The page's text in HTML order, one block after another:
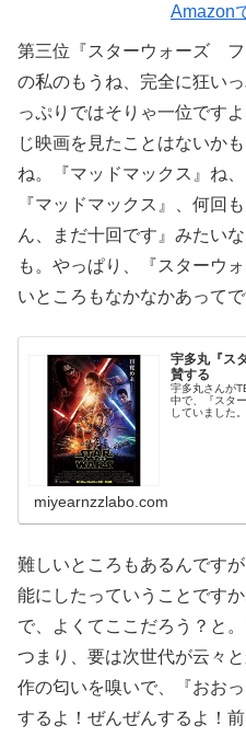
Amazon
第三位『スターウォーズ
の私のもうね、完全に狂い
っぷりではそりゃ一位です
じ映画を見たことはないか
ね。『マッドマックス』ね
『マッドマックス』、何回
ん、まだ十回です』みたい
も。やっぱり、『スターウ
いところもなかなかあってで
宇多丸『ス
賛する
宇多丸さんが
中で、『スタ
していました
miyearnzzlabo.com
難しいところもあるんです
能にしたっていうことです
で、よくてここだろう？と
つまり、要は次世代が云々
作の匂いを嗅いで、『おお
するよ！ぜんぜんするよ！